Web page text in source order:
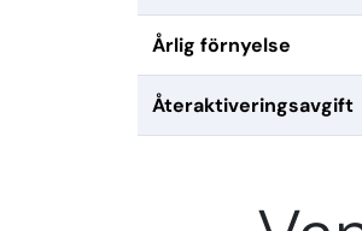
Årlig förnyelse
Återaktiveringsavgift